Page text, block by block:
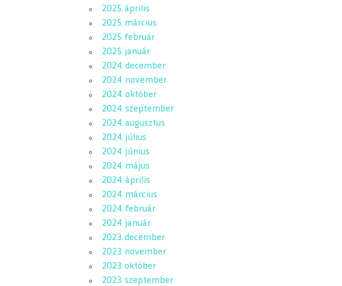
2025. április
2025. március
2025. február
2025. január
2024. december
2024. november
2024. október
2024. szeptember
2024. augusztus
2024. július
2024. június
2024. május
2024. április
2024. március
2024. február
2024. január
2023. december
2023. november
2023. október
2023. szeptember